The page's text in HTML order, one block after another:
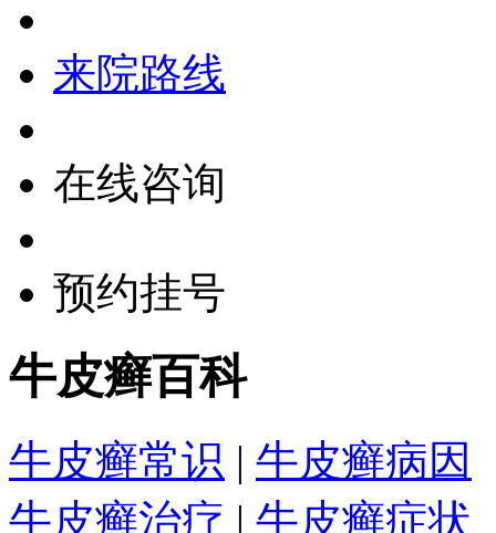
来院路线
在线咨询
预约挂号
牛皮癣百科
牛皮癣常识 | 牛皮癣病因
牛皮癣治疗 | 牛皮癣症状